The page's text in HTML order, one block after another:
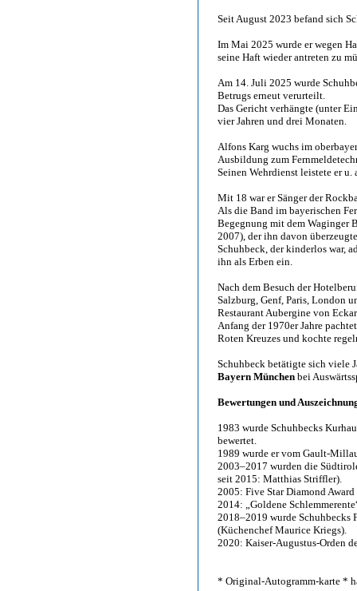
Seit August 2023 befand sich
Im Mai 2025 wurde er wegen
seine Haft wieder antreten zu
Am 14. Juli 2025 wurde
Betrugs erneut verurteilt.
Das Gericht verhängte (unter
vier Jahren und drei Monaten.
Alfons Karg wuchs im
Ausbildung zum
Seinen Wehrdienst leistete er
Mit 18 war er Sänger der
Als die Band im bayerischen
Begegnung mit dem Waginger
2007), der ihn davon
Schuhbeck, der kinderlos war,
ihn als Erben ein.
Nach dem Besuch der
Salzburg, Genf, Paris, London
Restaurant Aubergine von
Anfang der 1970er Jahre
Roten Kreuzes und kochte
Schuhbeck betätigte sich viele
Bayern München bei
Bewertungen und
1983 wurde Schuhbecks
bewertet.
1989 wurde er vom Gault-
2003–2017 wurden die
seit 2015: Matthias Striffler).
2005: Five Star Diamond
2014: „Goldene
2018–2019 wurde
(Küchenchef Maurice Kriegs).
2020: Kaiser-Augustus-Orden
* Original-Autogramm-karte *